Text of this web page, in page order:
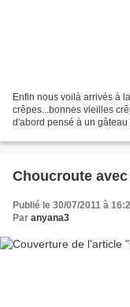
Enfin nous voilà arrivés à
crêpes...bonnes vieilles
d'abord pensé à un
Choucroute
Publié le 30/07/2011 à
Par anyana3